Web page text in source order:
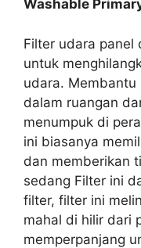
Washable
Filter udara panel
untuk
udara.
dalam ruangan
menumpuk di
ini biasanya
dan memberikan
sedang Filter ini
filter, filter ini
mahal di hilir dari
memperpanjang